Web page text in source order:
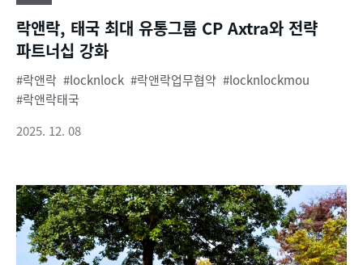
락앤락, 태국 최대 유통그룹 CP Axtra와 전략
파트너십 강화
락앤락 locknlock 락앤락업무협약
locknlockmou
락앤락태국
2025. 12. 08